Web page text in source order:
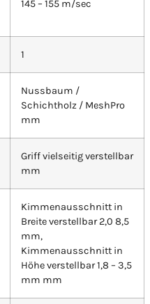
145 – 155 m/sec
1
Nussbaum /
Schichtholz / MeshPro
mm
Griff vielseitig verstellbar
mm
Kimmenausschnitt in
Breite verstellbar 2,0 8,5
mm,
Kimmenausschnitt in
Höhe verstellbar 1,8 – 3,5
mm mm